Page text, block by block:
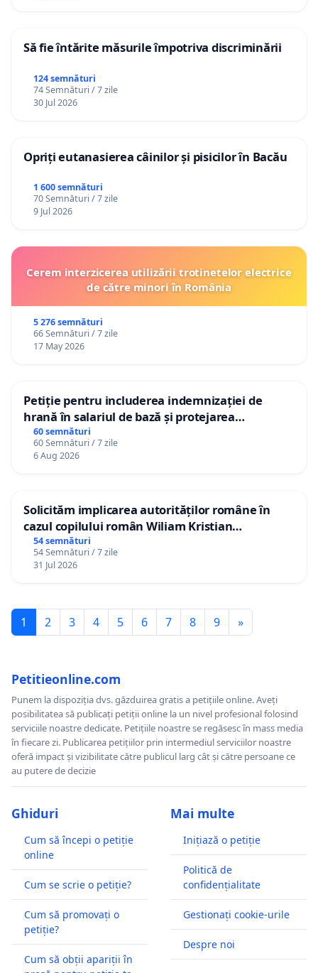
Să fie întărite măsurile împotriva discriminării
124 semnături
74 Semnături / 7 zile
30 Jul 2026
Opriți eutanasierea câinilor și pisicilor în Bacău
1 600 semnături
70 Semnături / 7 zile
9 Jul 2026
Cerem interzicerea utilizării trotinetelor electrice
de către minori în România
5 276 semnături
66 Semnături / 7 zile
17 May 2026
Petiție pentru includerea indemnizației de
hrană în salariul de bază și protejarea
gradațiilor de vechime pentru asistenții
personali
60 semnături
60 Semnături / 7 zile
6 Aug 2026
Solicităm implicarea autorităților române în
cazul copilului român Wiliam Kristian
Gheorghe, aflat în plasament în Danemarca de
12 ani
54 semnături
54 Semnături / 7 zile
31 Jul 2026
1 2 3 4 5 6 7 8 9 »
Petitieonline.com
Punem la dispoziția dvs. găzduirea gratis a petițiile online. Aveți
posibilitatea să publicați petiții online la un nivel profesional folosind
serviciile noastre dedicate. Petițiile noastre se regăsesc în mass media
în fiecare zi. Publicarea petițiilor prin intermediul serviciilor noastre
oferă impact și vizibilitate către publicul larg cât și către persoane ce
au putere de decizie
Ghiduri
Cum să începi o petiție
online
Cum se scrie o petiție?
Cum să promovați o
petiție?
Cum să obții apariții în
Mai multe
Inițiază o petiție
Politică de
confidențialitate
Gestionați cookie-urile
Despre noi